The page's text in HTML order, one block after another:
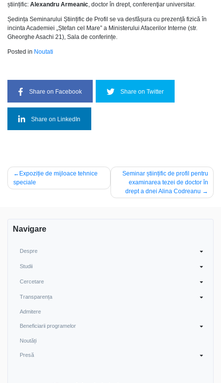
științific: Alexandru Armeanic , doctor în drept, conferenţiar universitar.
Ședința Seminarului Științific de Profil se va desfășura cu prezență fizică în
incinta Academiei „Ștefan cel Mare” a Ministerului Afacerilor Interne (str.
Gheorghe Asachi 21), Sala de conferințe.
Posted in Noutati
Share on Facebook Share on Twitter
Share on LinkedIn
Navigare
în
Expoziție de mijloace tehnice
speciale
Seminar științific de profil pentru
examinarea tezei de doctor în
drept a dnei Alina Codreanu
Navigare
Despre
Studii
Cercetare
Transparența
Admitere
Beneficiarii programelor
Noutăți
Presă